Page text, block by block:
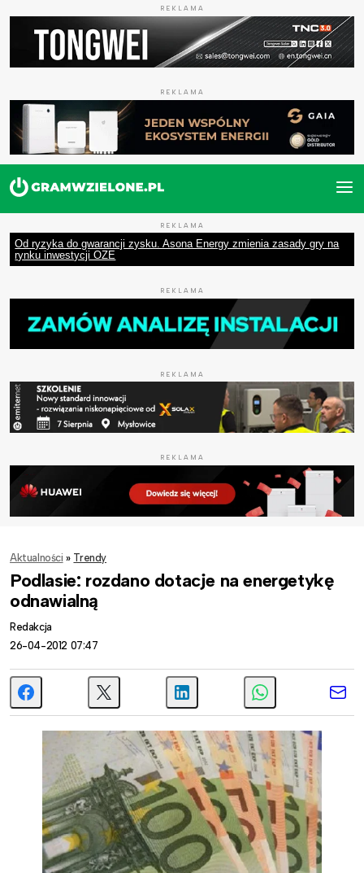
REKLAMA
REKLAMA
REKLAMA
Od ryzyka do gwarancji zysku. Asona Energy zmienia zasady gry na
rynku inwestycji OZE
REKLAMA
REKLAMA
REKLAMA
Aktualności » Trendy
Podlasie: rozdano dotacje na energetykę
odnawialną
Redakcja
26-04-2012 07:47